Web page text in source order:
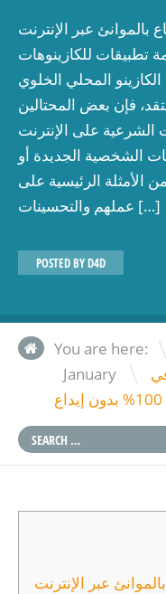
بالموانئ عبر الإنترنت
تطبيقات للكازينوهات
المحلي الخلوي
فإن بعض المحتالين
الشرعية على الإنترنت
الشخصية الجديدة أو
الأمثلة الرئيسية على
عملهم والتحسينات […]
POSTED BYD4D
You are here:
January \
عبر الإنترنت